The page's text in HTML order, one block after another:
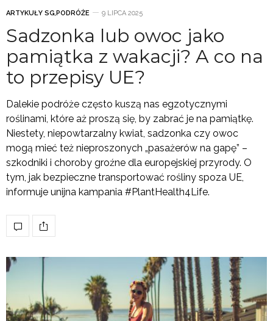
ARTYKUŁY SG,PODRÓŻE 9 LIPCA 2025
Sadzonka lub owoc jako
pamiątka z wakacji? A co na
to przepisy UE?
Dalekie podróże często kuszą nas egzotycznymi
roślinami, które aż proszą się, by zabrać je na pamiątkę.
Niestety, niepowtarzalny kwiat, sadzonka czy owoc
mogą mieć też nieproszonych „pasażerów na gapę” –
szkodniki i choroby groźne dla europejskiej przyrody. O
tym, jak bezpieczne transportować rośliny spoza UE,
informuje unijna kampania #PlantHealth4Life.